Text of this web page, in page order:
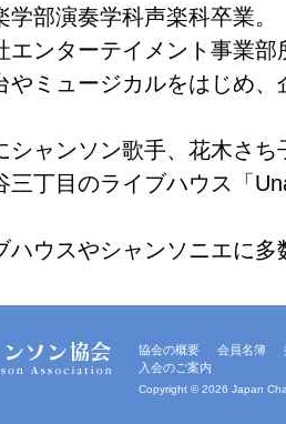
学部演奏学科声楽科卒業。
エンターテイメント事業部
やミュージカルをはじめ
シャンソン歌手、花木さ
三丁目のライブハウス「
ハウスやシャンソニエに多
協会の概要 会員名簿
入会のご案内
Copyright ©2026 Japan